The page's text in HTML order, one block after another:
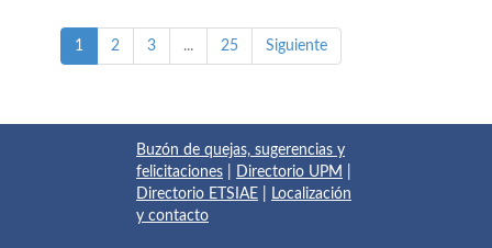
1 2 3 ... 25 Siguiente
Buzón de quejas, sugerencias y
felicitaciones
Directorio UPM
Directorio ETSIAE
Localización
y contacto